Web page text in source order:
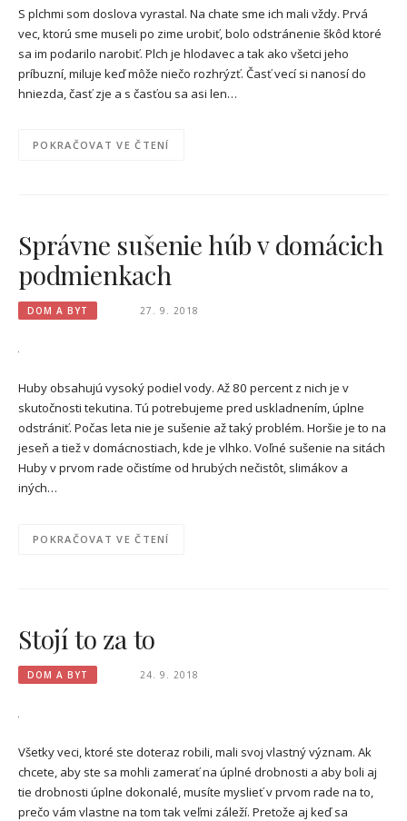
S plchmi som doslova vyrastal. Na chate sme ich mali vždy. Prvá
vec, ktorú sme museli po zime urobiť, bolo odstránenie škôd ktoré
sa im podarilo narobiť. Plch je hlodavec a tak ako všetci jeho
príbuzní, miluje keď môže niečo rozhrýzť. Časť vecí si nanosí do
hniezda, časť zje a s časťou sa asi len…
POKRAČOVAT VE ČTENÍ
Správne sušenie húb v domácich
podmienkach
DOM A BYT 27. 9. 2018
Huby obsahujú vysoký podiel vody. Až 80 percent z nich je v
skutočnosti tekutina. Tú potrebujeme pred uskladnením, úplne
odstrániť. Počas leta nie je sušenie až taký problém. Horšie je to na
jeseň a tiež v domácnostiach, kde je vlhko. Voľné sušenie na sitách
Huby v prvom rade očistíme od hrubých nečistôt, slimákov a
iných…
POKRAČOVAT VE ČTENÍ
Stojí to za to
DOM A BYT 24. 9. 2018
Všetky veci, ktoré ste doteraz robili, mali svoj vlastný význam. Ak
chcete, aby ste sa mohli zamerať na úplné drobnosti a aby boli aj
tie drobnosti úplne dokonalé, musíte myslieť v prvom rade na to,
prečo vám vlastne na tom tak veľmi záleží. Pretože aj keď sa